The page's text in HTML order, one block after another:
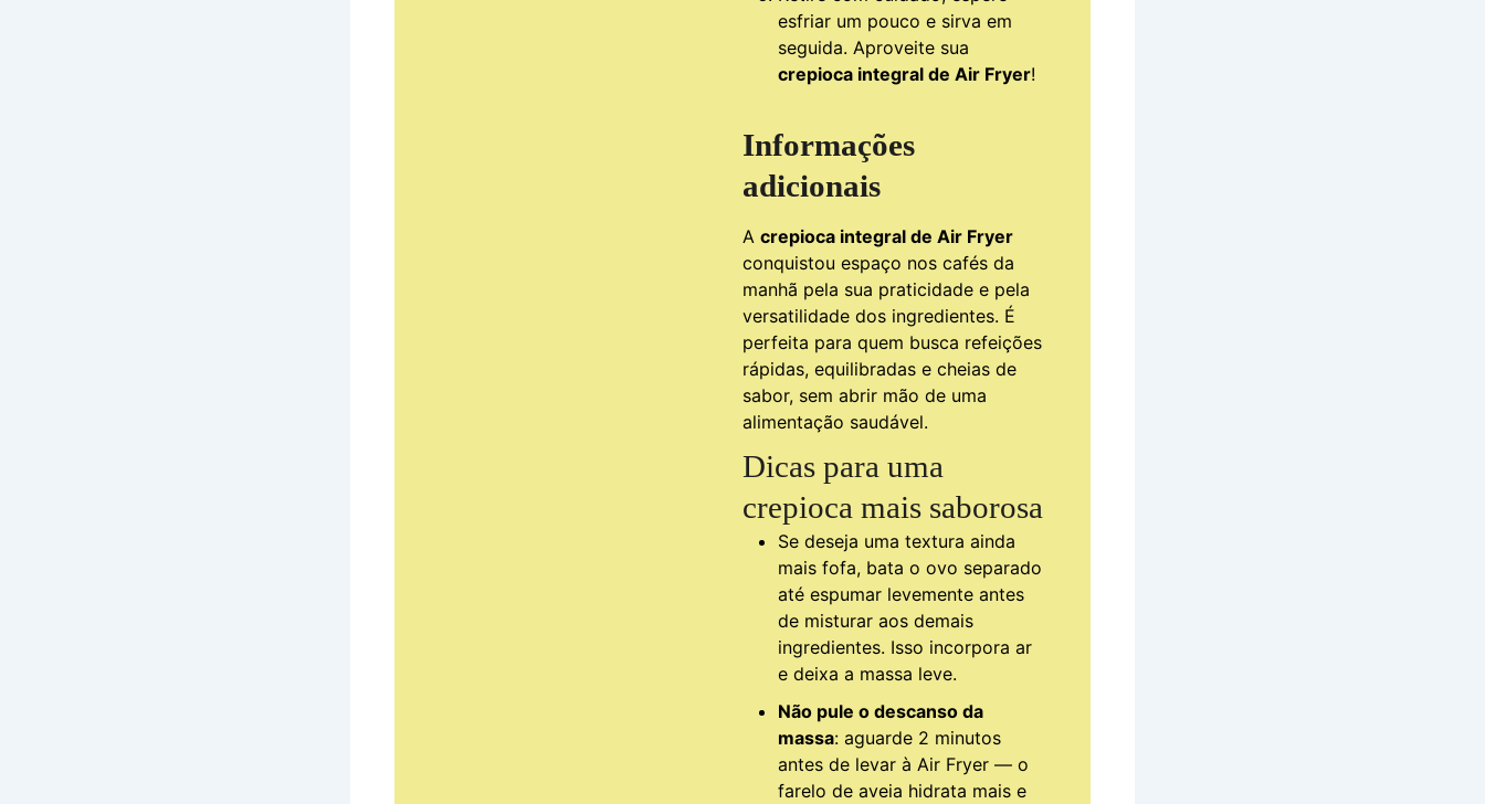
esfriar um pouco e sirva em
seguida. Aproveite sua
crepioca integral de Air Fryer!
Informações
adicionais
A crepioca integral de Air Fryer
conquistou espaço nos cafés da
manhã pela sua praticidade e pela
versatilidade dos ingredientes. É
perfeita para quem busca refeições
rápidas, equilibradas e cheias de
sabor, sem abrir mão de uma
alimentação saudável.
Dicas para uma
crepioca mais saborosa
Se deseja uma textura ainda
mais fofa, bata o ovo separado
até espumar levemente antes
de misturar aos demais
ingredientes. Isso incorpora ar
e deixa a massa leve.
Não pule o descanso da
massa: aguarde 2 minutos
antes de levar à Air Fryer — o
farelo de aveia hidrata mais e